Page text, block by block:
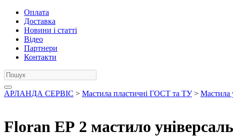
Оплата
Доставка
Новини і статті
Відео
Партнери
Контакти
АРЛАНДА СЕРВІС > Мастила пластичні ГОСТ та ТУ> Мастила
Floran ЕР 2 мастило